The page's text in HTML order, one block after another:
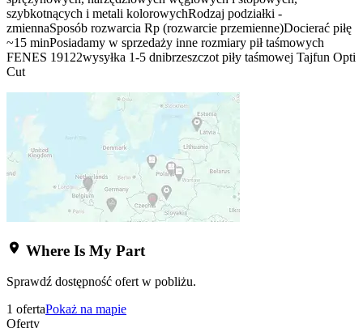
szybkotnących i metali kolorowychRodzaj podziałki -
zmiennaSposób rozwarcia Rp (rozwarcie przemienne)Docierać piłę
~15 minPosiadamy w sprzedaży inne rozmiary pił taśmowych
FENES 19122wysyłka 1-5 dnibrzeszczot piły taśmowej Tajfun Opti
Cut
Where Is My Part
Sprawdź dostępność ofert w pobliżu.
1 ofertaPokaż na mapie
Oferty